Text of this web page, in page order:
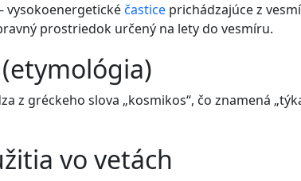
vysokoenergetickéčastice prichádzajúce z
prostriedok určený na lety do vesmíru.
(etymológia)
z gréckeho slova „kosmikos“, čo znamená
vo vetách